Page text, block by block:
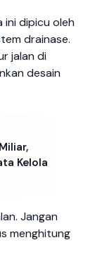
ini dipicu oleh
drainase.
jalan di
desain
Kelola
Jangan
menghitung